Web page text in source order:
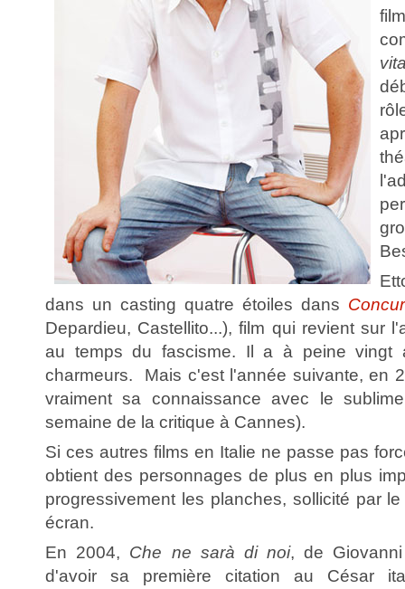
dans un casting quatre étoiles dans
Depardieu, Castellito...), film qui revient sur
au temps du fascisme. Il a à peine vingt
charmeurs. Mais c'est l'année suivante, en
vraiment sa connaissance avec le
semaine de la critique à Cannes).
Si ces autres films en Italie ne passe pas
obtient des personnages de plus en plus
progressivement les planches, sollicité par
écran.
En 2004, Che ne sarà di noi, de
d'avoir sa première citation au César